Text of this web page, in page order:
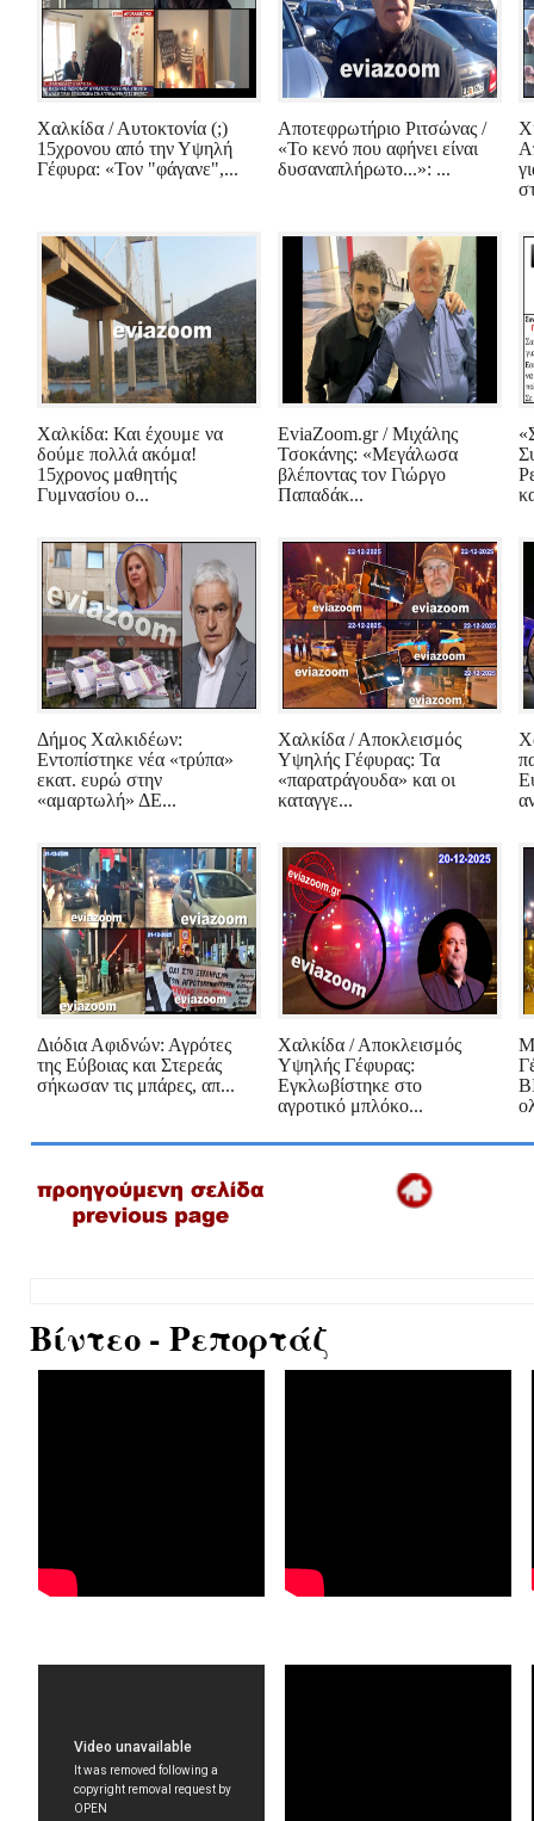
Χαλκίδα / Αυτοκτονία (;)
15χρονου από την Υψηλή
Γέφυρα: «Τον "φάγανε",...
Αποτεφρωτήριο Ριτσώνας /
«Το κενό που αφήνει είναι
δυσαναπλήρωτο...»: ...
Χαλκίδα: Και έχουμε να
δούμε πολλά ακόμα!
15χρονος μαθητής
Γυμνασίου ο...
EviaZoom.gr / Μιχάλης
Τσοκάνης: «Μεγάλωσα
βλέποντας τον Γιώργο
Παπαδάκ...
Δήμος Χαλκιδέων:
Εντοπίστηκε νέα «τρύπα»
εκατ. ευρώ στην
«αμαρτωλή» ΔΕ...
Χαλκίδα / Αποκλεισμός
Υψηλής Γέφυρας: Τα
«παρατράγουδα» και οι
καταγγε...
Διόδια Αφιδνών: Αγρότες
της Εύβοιας και Στερεάς
σήκωσαν τις μπάρες, απ...
Χαλκίδα / Αποκλεισμός
Υψηλής Γέφυρας:
Εγκλωβίστηκε στο
αγροτικό μπλόκο...
Βίντεο - Ρεπορτάζ